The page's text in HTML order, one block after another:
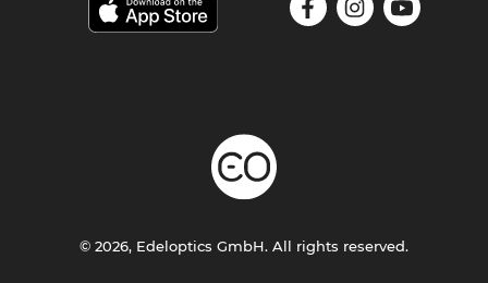
© 2026, Edeloptics GmbH. All rights reserved.